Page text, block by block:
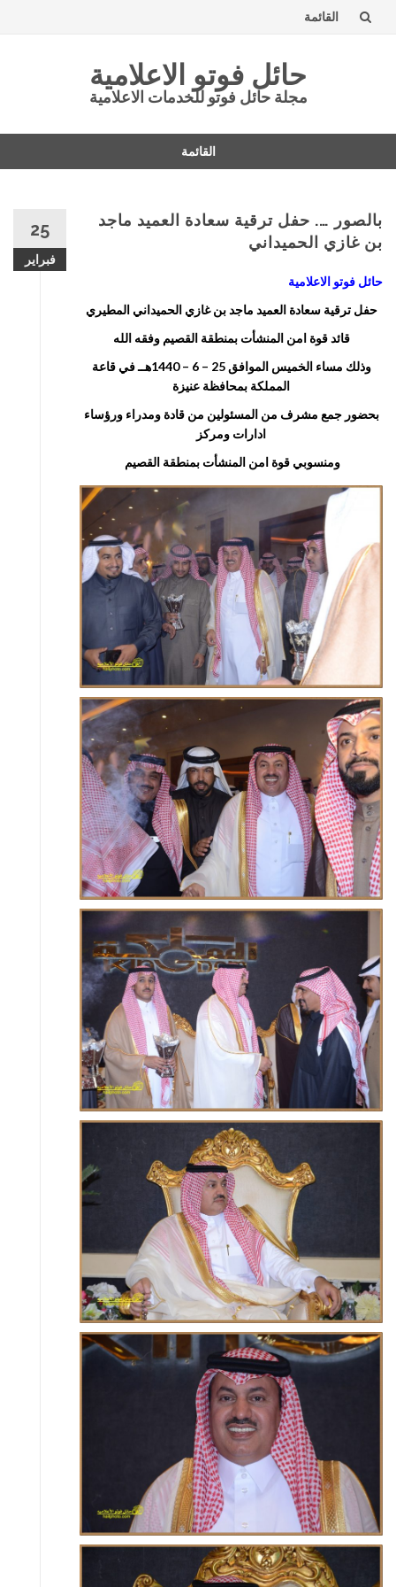
القائمة
حائل فوتو الاعلامية
مجلة حائل فوتو للخدمات الاعلامية
القائمة
المحتوى
25
فبراير
بالصور …. حفل ترقية سعادة العميد ماجد
بن غازي الحميداني
حائل فوتو الاعلامية
حفل ترقية سعادة العميد ماجد بن غازي الحميداني المطيري
قائد قوة امن المنشأت بمنطقة القصيم وفقه الله
وذلك مساء الخميس الموافق 25 – 6 – 1440هــ في قاعة
المملكة بمحافظة عنيزة
بحضور جمع مشرف من المسئولين من قادة ومدراء ورؤساء
ادارات ومركز
ومنسوبي قوة امن المنشأت بمنطقة القصيم